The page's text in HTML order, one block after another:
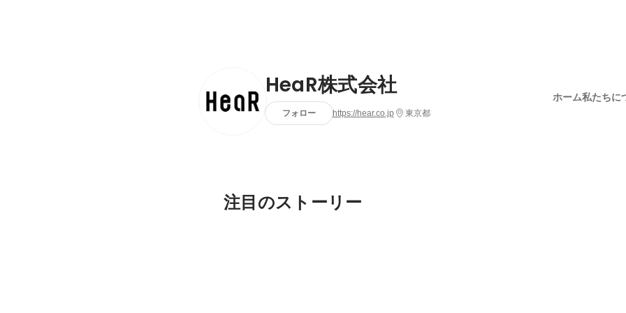
HeaR株式会社
フォロー https://hear.co.jp 東京都
ホーム私たちに
注目のストーリー